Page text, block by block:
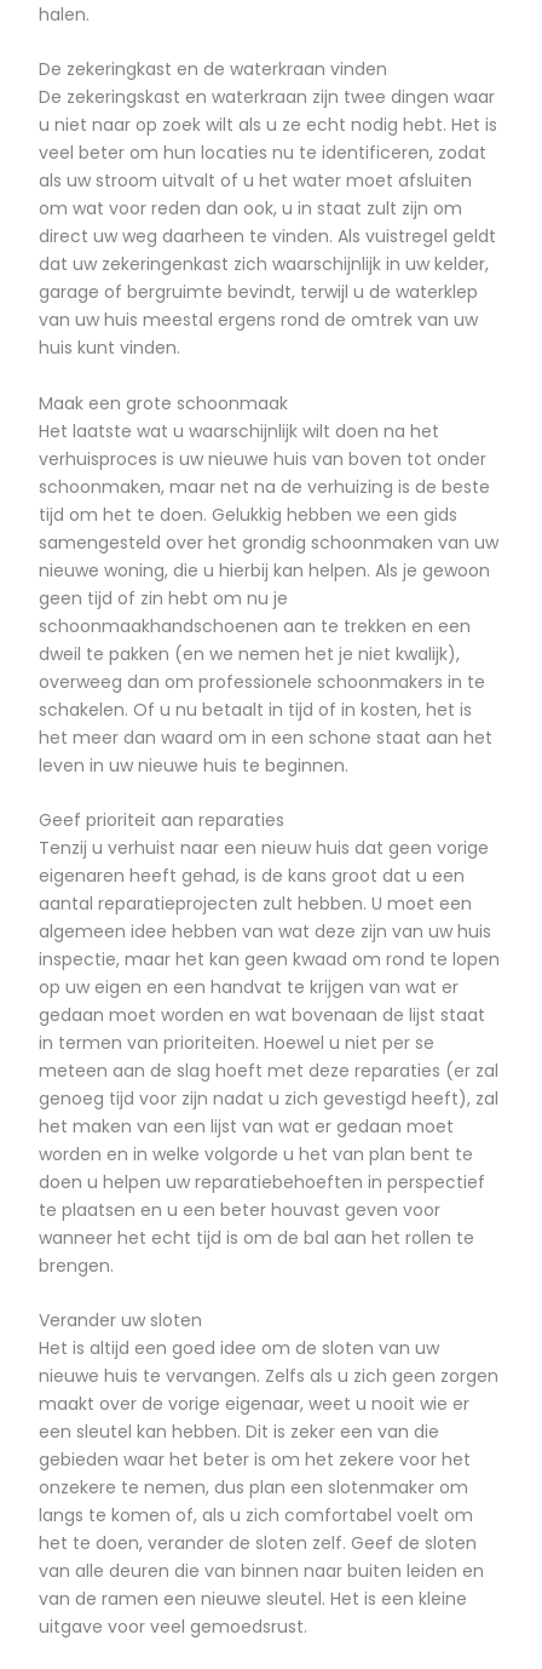
halen.
De zekeringkast en de waterkraan vinden
De zekeringskast en waterkraan zijn twee dingen waar
u niet naar op zoek wilt als u ze echt nodig hebt. Het is
veel beter om hun locaties nu te identificeren, zodat
als uw stroom uitvalt of u het water moet afsluiten
om wat voor reden dan ook, u in staat zult zijn om
direct uw weg daarheen te vinden. Als vuistregel geldt
dat uw zekeringenkast zich waarschijnlijk in uw kelder,
garage of bergruimte bevindt, terwijl u de waterklep
van uw huis meestal ergens rond de omtrek van uw
huis kunt vinden.
Maak een grote schoonmaak
Het laatste wat u waarschijnlijk wilt doen na het
verhuisproces is uw nieuwe huis van boven tot onder
schoonmaken, maar net na de verhuizing is de beste
tijd om het te doen. Gelukkig hebben we een gids
samengesteld over het grondig schoonmaken van uw
nieuwe woning, die u hierbij kan helpen. Als je gewoon
geen tijd of zin hebt om nu je
schoonmaakhandschoenen aan te trekken en een
dweil te pakken (en we nemen het je niet kwalijk),
overweeg dan om professionele schoonmakers in te
schakelen. Of u nu betaalt in tijd of in kosten, het is
het meer dan waard om in een schone staat aan het
leven in uw nieuwe huis te beginnen.
Geef prioriteit aan reparaties
Tenzij u verhuist naar een nieuw huis dat geen vorige
eigenaren heeft gehad, is de kans groot dat u een
aantal reparatieprojecten zult hebben. U moet een
algemeen idee hebben van wat deze zijn van uw huis
inspectie, maar het kan geen kwaad om rond te lopen
op uw eigen en een handvat te krijgen van wat er
gedaan moet worden en wat bovenaan de lijst staat
in termen van prioriteiten. Hoewel u niet per se
meteen aan de slag hoeft met deze reparaties (er zal
genoeg tijd voor zijn nadat u zich gevestigd heeft), zal
het maken van een lijst van wat er gedaan moet
worden en in welke volgorde u het van plan bent te
doen u helpen uw reparatiebehoeften in perspectief
te plaatsen en u een beter houvast geven voor
wanneer het echt tijd is om de bal aan het rollen te
brengen.
Verander uw sloten
Het is altijd een goed idee om de sloten van uw
nieuwe huis te vervangen. Zelfs als u zich geen zorgen
maakt over de vorige eigenaar, weet u nooit wie er
een sleutel kan hebben. Dit is zeker een van die
gebieden waar het beter is om het zekere voor het
onzekere te nemen, dus plan een slotenmaker om
langs te komen of, als u zich comfortabel voelt om
het te doen, verander de sloten zelf. Geef de sloten
van alle deuren die van binnen naar buiten leiden en
van de ramen een nieuwe sleutel. Het is een kleine
uitgave voor veel gemoedsrust.